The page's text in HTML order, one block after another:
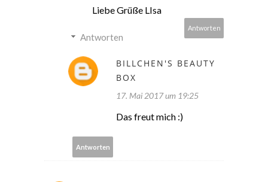
Liebe Grüße LIsa
Antworten
Antworten
BILLCHEN'S BEAUTY
BOX
17. Mai 2017 um 19:25
Das freut mich :)
Antworten